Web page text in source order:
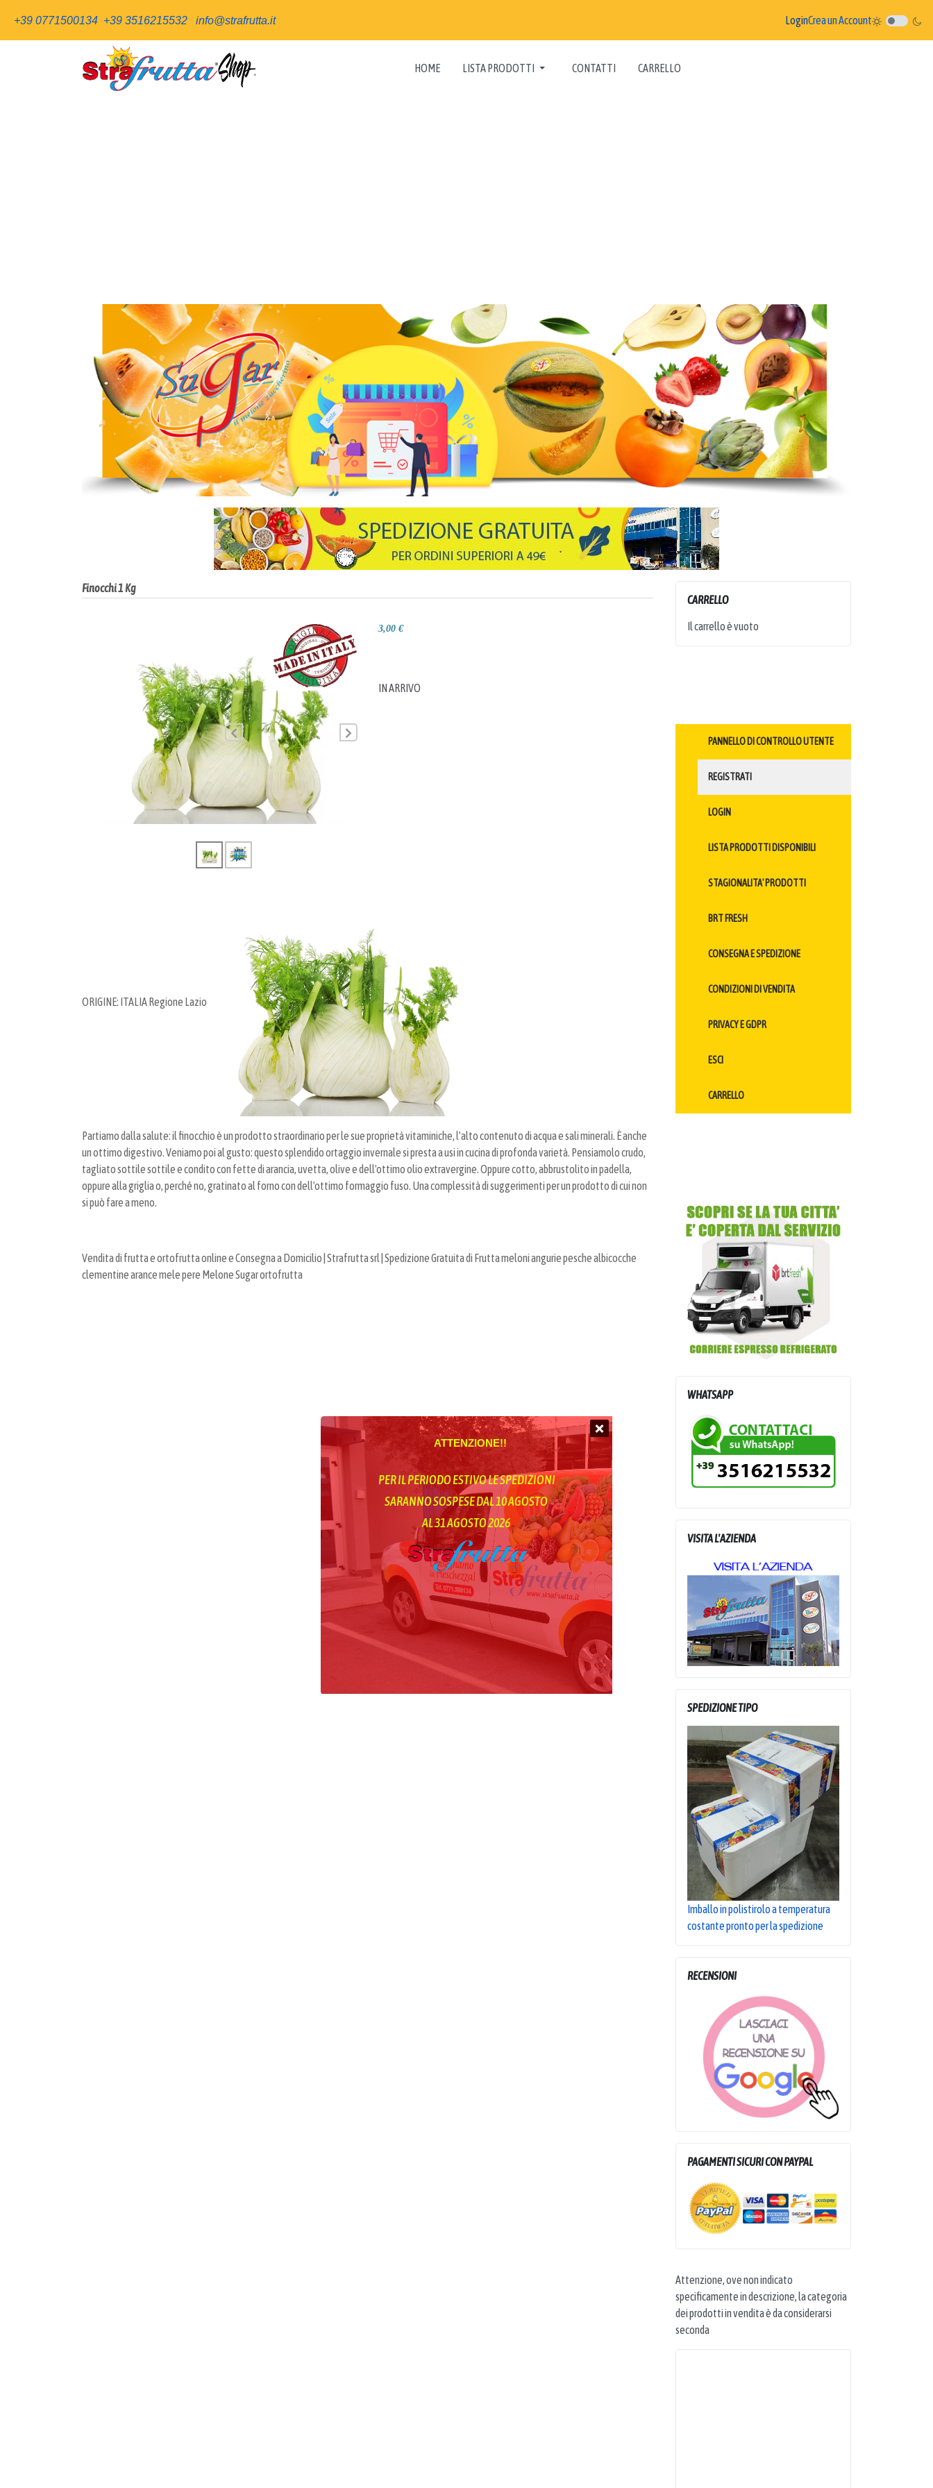
+39 0771500134 +39 3516215532 info@strafrutta.it LoginCrea un Account
HOME LISTA PRODOTTI CONTATTI CARRELLO
ATTENZIONE!!
PER IL PERIODO ESTIVO LE SPEDIZIONI
SARANNO SOSPESE DAL 10 AGOSTO
AL 31 AGOSTO 2026
Finocchi 1 Kg
3,00 €
IN ARRIVO
ORIGINE: ITALIA Regione Lazio
Partiamo dalla salute: il finocchio è un prodotto straordinario per le sue proprietà vitaminiche, l'alto contenuto di acqua e sali minerali. È anche
un ottimo digestivo. Veniamo poi al gusto: questo splendido ortaggio invernale si presta a usi in cucina di profonda varietà. Pensiamolo crudo,
tagliato sottile sottile e condito con fette di arancia, uvetta, olive e dell'ottimo olio extravergine. Oppure cotto, abbrustolito in padella,
oppure alla griglia o, perché no, gratinato al forno con dell'ottimo formaggio fuso. Una complessità di suggerimenti per un prodotto di cui non
si può fare a meno.
Vendita di frutta e ortofrutta online e Consegna a Domicilio | Strafrutta srl | Spedizione Gratuita di Frutta meloni angurie pesche albicocche
clementine arance mele pere Melone Sugar ortofrutta
CARRELLO
Il carrello è vuoto
PANNELLO DI CONTROLLO UTENTE
REGISTRATI
LOGIN
LISTA PRODOTTI DISPONIBILI
STAGIONALITA' PRODOTTI
BRT FRESH
CONSEGNA E SPEDIZIONE
CONDIZIONI DI VENDITA
PRIVACY E GDPR
ESCI
CARRELLO
WHATSAPP
VISITA L'AZIENDA
SPEDIZIONE TIPO
Imballo in polistirolo a temperatura
costante pronto per la spedizione
RECENSIONI
PAGAMENTI SICURI CON PAYPAL
Attenzione, ove non indicato
specificamente in descrizione, la categoria
dei prodotti in vendita è da considerarsi
seconda